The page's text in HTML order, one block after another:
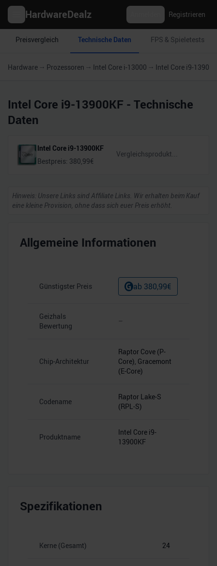
HardwareDealz Registrieren
Preisvergleich Technische Daten FPS & Spieletests
Hardware Prozessoren Intel Core i-13000 Intel Core i9-
Intel Core i9-13900KF - Technische
Daten
Intel Core i9-13900KF
Bestpreis: 380,99€
Hinweis: Unsere Links sind Affiliate Links. Wir erhalten beim Kauf
eine kleine Provision, ohne dass sich euer Preis erhöht.
Allgemeine Informationen
Günstigster Preis ab 380,99€
Geizhals
Bewertung
–
Chip-Architektur
Raptor Cove (P-
Core), Gracemont
(E-Core)
Codename
Raptor Lake-S
(RPL-S)
Produktname
Intel Core i9-
13900KF
Spezifikationen
Kerne (Gesamt) 24